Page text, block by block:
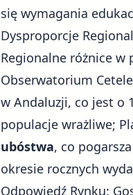
się wymagania
Dysproporcje
Regionalne różnice
Obserwatorium
w Andaluzji, co jest o
populacje wrażliwe;
ubóstwa, co
okresie rocznych
Odpowiedź Rynku: